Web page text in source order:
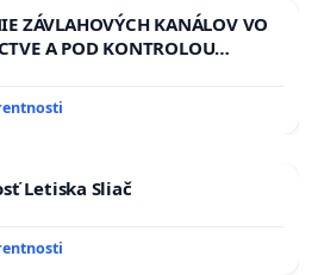
ZÁVLAHOVÝCH KANÁLOV VO
A POD KONTROLOU
& žiadosť na riešenie
a odvodňovacích
Letiska Sliač